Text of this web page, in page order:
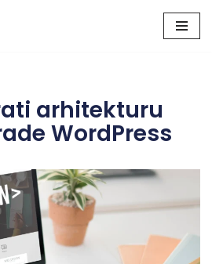
arhitekturu
WordPress